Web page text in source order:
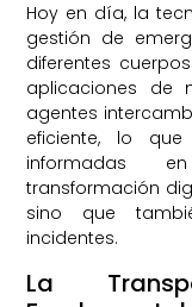
Hoy en día, la
gestión de
diferentes
aplicaciones de
agentes
eficiente, lo
informadas
transformación
sino que
incidentes.
La